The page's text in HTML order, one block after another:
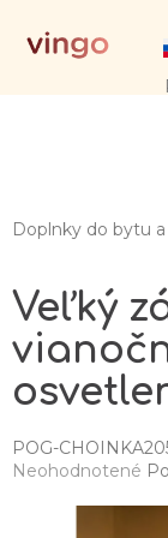
obsah
Doplnky do bytu
Veľký
POG-
Priemerné
Neohodnotené